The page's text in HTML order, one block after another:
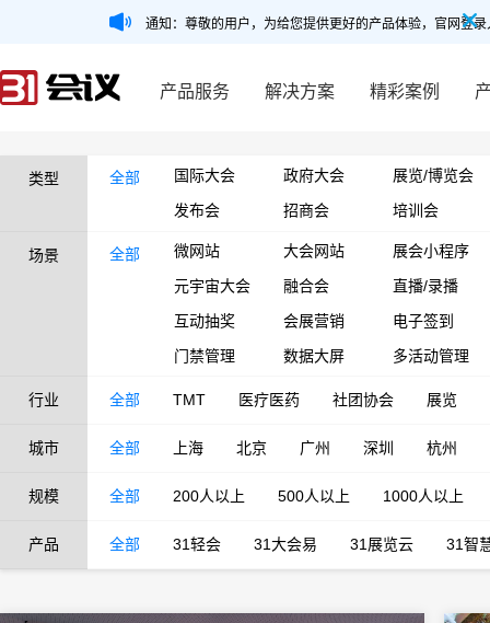
通知：尊敬的用户，为给您提供更好的产品体验，官网登
产品服务 解决方案 精彩案例
类型 全部 国际大会 政府大会
展览/博览会
发布会
招商会 培训会
场景 全部 微网站 大会网站
展会小程序
元宇宙大会
融合会
直播/录播
互动抽奖
会展营销
电子签到
门禁管理
数据大屏 多活动管理
行业 全部 TMT 医疗医药 社团协会 展览
城市 全部 上海 北京 广州 深圳 杭州
规模 全部 200人以上 500人以上 1000人以上
产品 全部 31轻会 31大会易 31展览云 31智